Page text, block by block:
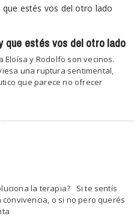
estés vos del otro lado
y Rodolfo son vecinos.
una ruptura sentimental,
que parece no ofrecer
la terapia? Si te sentís
o si no pero querés